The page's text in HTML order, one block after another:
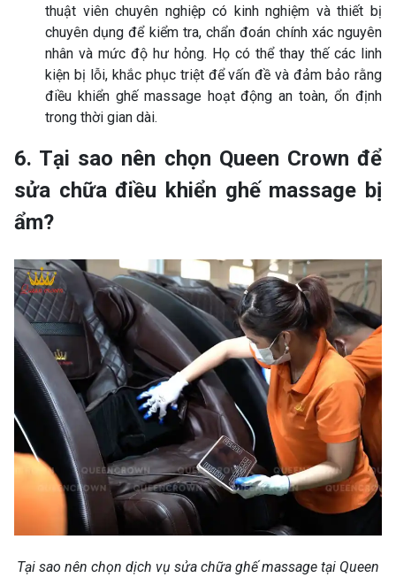
thuật viên chuyên nghiệp có kinh nghiệm và thiết bị
chuyên dụng để kiểm tra, chẩn đoán chính xác nguyên
nhân và mức độ hư hỏng. Họ có thể thay thế các linh
kiện bị lỗi, khắc phục triệt để vấn đề và đảm bảo rằng
điều khiển ghế massage hoạt động an toàn, ổn định
trong thời gian dài.
6. Tại sao nên chọn Queen Crown để
sửa chữa điều khiển ghế massage bị
ẩm?
Tại sao nên chọn dịch vụ sửa chữa ghế massage tại Queen